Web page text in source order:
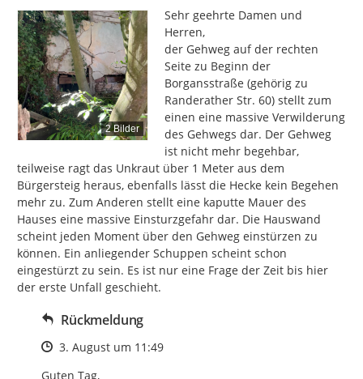
2 Bilder
Sehr geehrte Damen und
Herren,
der Gehweg auf der rechten
Seite zu Beginn der
Borgansstraße (gehörig zu
Randerather Str. 60) stellt zum
einen eine massive Verwilderung
des Gehwegs dar. Der Gehweg
ist nicht mehr begehbar,
teilweise ragt das Unkraut über 1 Meter aus dem
Bürgersteig heraus, ebenfalls lässt die Hecke kein Begehen
mehr zu. Zum Anderen stellt eine kaputte Mauer des
Hauses eine massive Einsturzgefahr dar. Die Hauswand
scheint jeden Moment über den Gehweg einstürzen zu
können. Ein anliegender Schuppen scheint schon
eingestürzt zu sein. Es ist nur eine Frage der Zeit bis hier
der erste Unfall geschieht.
Rückmeldung
Zeitpunkt des Erstellens
3. August um 11:49
Guten Tag,